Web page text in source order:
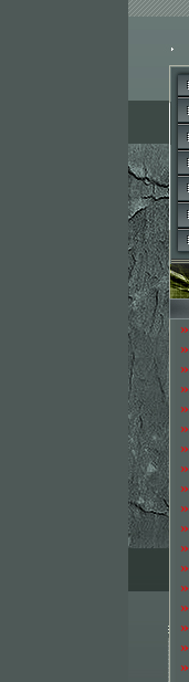
»
»
»
»
»
»
»
»
»
»
»
»
»
»
»
»
»
»